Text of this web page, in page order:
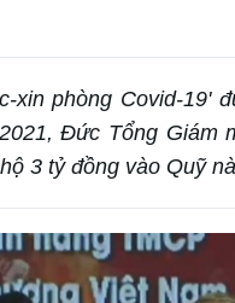
xin phòng Covid-19'
Đức Tổng Giám
3 tỷ đồng vào Quỹ